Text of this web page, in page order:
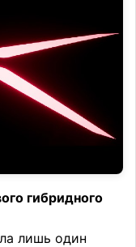
гибридного
лишь один